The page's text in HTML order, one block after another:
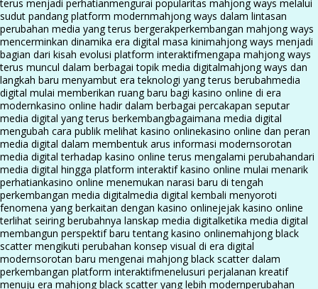
terus menjadi perhatianmengurai popularitas mahjong ways melalui
sudut pandang platform modernmahjong ways dalam lintasan
perubahan media yang terus bergerakperkembangan mahjong ways
mencerminkan dinamika era digital masa kinimahjong ways menjadi
bagian dari kisah evolusi platform interaktifmengapa mahjong ways
terus muncul dalam berbagai topik media digitalmahjong ways dan
langkah baru menyambut era teknologi yang terus berubahmedia
digital mulai memberikan ruang baru bagi kasino online di era
modernkasino online hadir dalam berbagai percakapan seputar
media digital yang terus berkembangbagaimana media digital
mengubah cara publik melihat kasino onlinekasino online dan peran
media digital dalam membentuk arus informasi modernsorotan
media digital terhadap kasino online terus mengalami perubahandari
media digital hingga platform interaktif kasino online mulai menarik
perhatiankasino online menemukan narasi baru di tengah
perkembangan media digitalmedia digital kembali menyoroti
fenomena yang berkaitan dengan kasino onlinejejak kasino online
terlihat seiring berubahnya lanskap media digitalketika media digital
membangun perspektif baru tentang kasino onlinemahjong black
scatter mengikuti perubahan konsep visual di era digital
modernsorotan baru mengenai mahjong black scatter dalam
perkembangan platform interaktifmenelusuri perjalanan kreatif
menuju era mahjong black scatter yang lebih modernperubahan